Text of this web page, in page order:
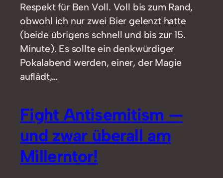
Respekt für Ben Voll. Voll bis zum Rand,
obwohl ich nur zwei Bier gelenzt hatte
(beide übrigens schnell und bis zur 15.
Minute). Es sollte ein denkwürdiger
Pokalabend werden, einer, der Magie
auflädt,…
Fight Antisemitism —
und zwar überall am
Millerntor!